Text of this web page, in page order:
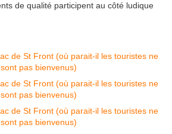
de qualité participent au côté ludique